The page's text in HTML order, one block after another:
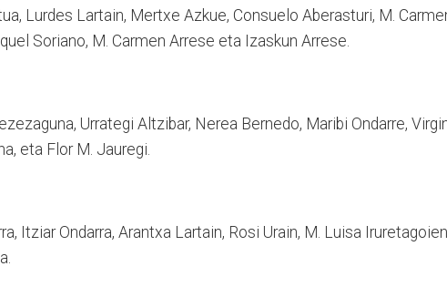
Lurdes Lartain, Mertxe Azkue, Consuelo Aberasturi, M.
Soriano, M. Carmen Arrese eta Izaskun Arrese.
Urrategi Altzibar, Nerea Bernedo, Maribi Ondarre,
eta Flor M. Jauregi.
Itziar Ondarra, Arantxa Lartain, Rosi Urain, M. Luisa